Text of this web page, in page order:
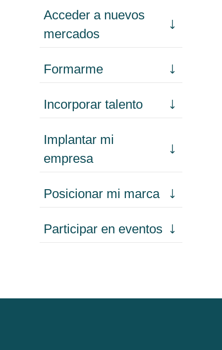
Acceder a nuevos
mercados
Formarme
Incorporar talento
Implantar mi
empresa
Posicionar mi marca
Participar en eventos